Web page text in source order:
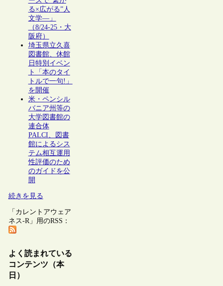
る×広がる”人
文学―」
（8/24-25・大
阪府）
埼玉県立久喜
図書館、休館
日特別イベン
ト「本のタイ
トルで一句!」
を開催
米・ペンシル
バニア州等の
大学図書館の
連合体
PALCI、図書
館によるシス
テム相互運用
性評価のため
のガイドを公
開
続きを見る
「カレントアウェア
ネス-R」用のRSS：
よく読まれている
コンテンツ（本
日）